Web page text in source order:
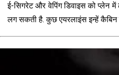
ई-सिगरेट और वेपिंग डिवाइस को प्लेन
लग सकती है. कुछ एयरलाइंस इन्हें कैबिन